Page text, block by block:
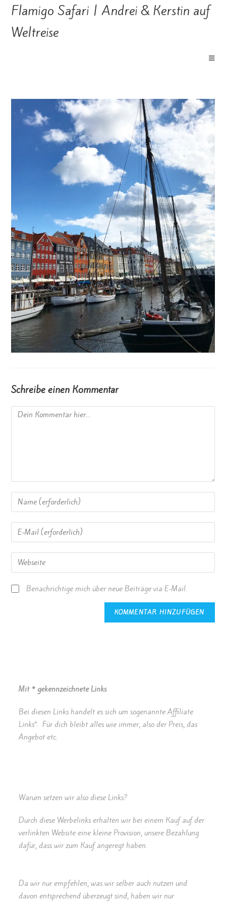
Flamigo Safari | Andrei & Kerstin auf
Weltreise
Schreibe einen Kommentar
Benachrichtige mich über neue Beiträge via E-Mail.
Mit * gekennzeichnete Links
Bei diesen Links handelt es sich um sogenannte Affiliate
Links“. Für dich bleibt alles wie immer, also der Preis, das
Angebot etc.
Warum setzen wir also diese Links?
Durch diese Werbelinks erhalten wir bei einem Kauf auf der
verlinkten Website eine kleine Provision, unsere Bezahlung
dafür, dass wir zum Kauf angeregt haben.
Da wir nur empfehlen, was wir selber auch nutzen und
davon entsprechend überzeugt sind, haben wir nur